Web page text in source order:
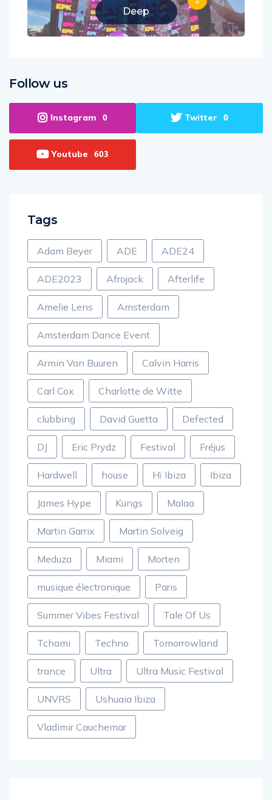
Deep
2
0 0
603
Adam Beyer ADE ADE24
ADE2023 Afrojack Afterlife
Amelie Lens Amsterdam
Amsterdam Dance Event
Armin Van Buuren Calvin Harris
Carl Cox Charlotte de Witte
clubbing David Guetta Defected
DJ Eric Prydz Festival Fréjus
Hardwell house Hï Ibiza Ibiza
James Hype Kungs Malaa
Martin Garrix Martin Solveig
Meduza Miami Morten
musique électronique Paris
Summer Vibes Festival Tale Of Us
Tchami Techno Tomorrowland
trance Ultra Ultra Music Festival
UNVRS Ushuaia Ibiza
Vladimir Cauchemar